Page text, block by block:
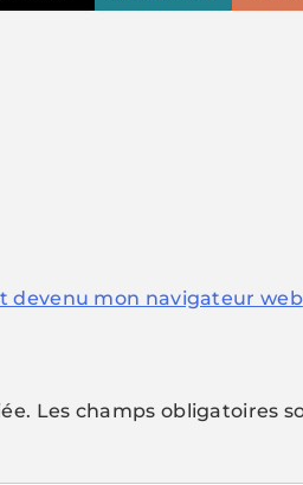
devenu mon navigateur web
Les champs obligatoires